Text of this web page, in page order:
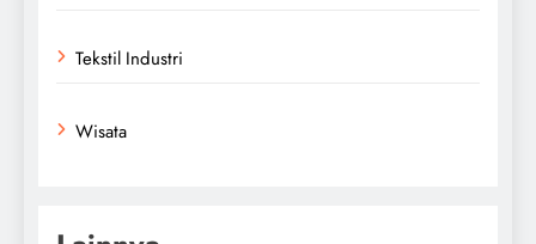
Tekstil Industri
Wisata